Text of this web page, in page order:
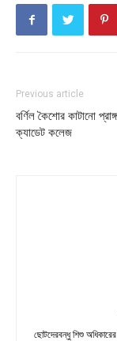
Previous article
বর্ণিল কৈশোর কাটানো
ক্যাডেট কলেজ
ছোটদেরবন্ধু শিশু